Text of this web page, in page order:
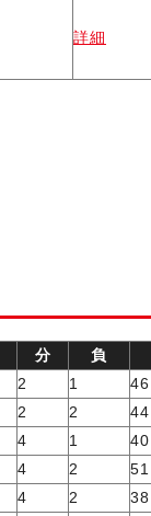
詳細
分 負
2 1 46
2 2 44
4 1 40
4 2 51
4 2 38